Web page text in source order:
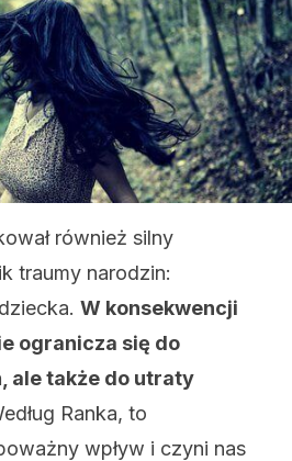
również silny
traumy narodzin:
W konsekwencji
ogranicza się do
ale także do utraty
Ranka, to
wpływ i czyni nas